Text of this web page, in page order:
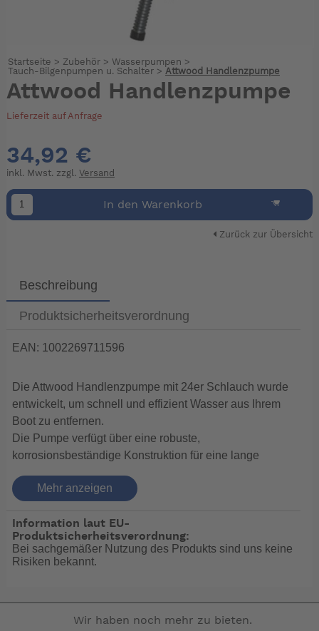
Startseite > Zubehör> Wasserpumpen >
Tauch-Bilgenpumpen u. Schalter> Attwood Handlenzpumpe
Attwood Handlenzpumpe
Lieferzeit auf Anfrage
34,92 €
inkl. Mwst. zzgl. Versand
In den Warenkorb
Zurück zur Übersicht
Beschreibung
Produktsicherheitsverordnung
EAN: 1002269711596
Die Attwood Handlenzpumpe mit 24er Schlauch wurde
entwickelt, um schnell und effizient Wasser aus Ihrem
Boot zu entfernen.
Die Pumpe verfügt über eine robuste,
korrosionsbeständige Konstruktion für eine lange
Lebensdauer, einen großen Einlass für einen
verbesserten Wasserfluss und einen ergonomischen
strapazierfähigem Vinyl gefertigt und verfügt über eine
verstärkte Seele und ein knickfreies Design für einen
zuverlässigen Betrieb.
Mehr anzeigen
Information laut EU-
Produktsicherheitsverordnung:
Bei sachgemäßer Nutzung des Produkts sind uns keine
Risiken bekannt.
Wir haben noch mehr zu bieten.